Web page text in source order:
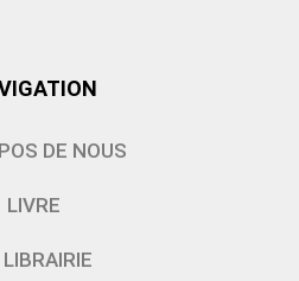
DE NOUS
LIVRE